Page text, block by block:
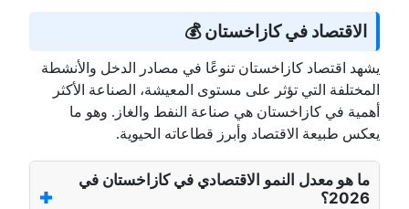
الاقتصاد في كازاخستان 💰
يشهد اقتصاد كازاخستان تنوعًا في مصادر الدخل والأنشطة
المختلفة التي تؤثر على مستوى المعيشة، الصناعة الأكثر
أهمية في كازاخستان هي صناعة النفط والغاز. وهو ما
يعكس طبيعة الاقتصاد وأبرز قطاعاته الحيوية.
ما هو معدل النمو الاقتصادي في كازاخستان في
2026؟